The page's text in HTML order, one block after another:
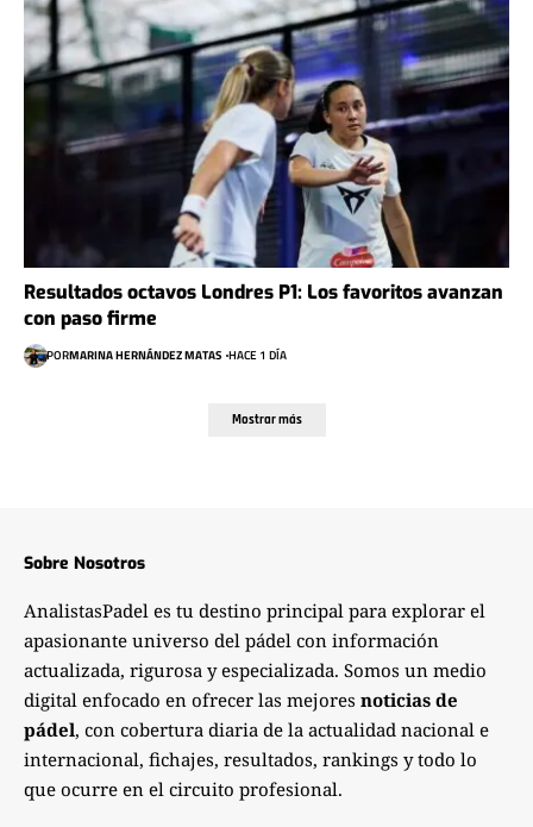
Resultados octavos Londres P1: Los favoritos avanzan
con paso firme
PORMARINA HERNÁNDEZ MATAS HACE 1 DÍA
Mostrar más
Sobre Nosotros
AnalistasPadel es tu destino principal para explorar el
apasionante universo del pádel con información
actualizada, rigurosa y especializada. Somos un medio
digital enfocado en ofrecer las mejores noticias de
pádel, con cobertura diaria de la actualidad nacional e
internacional, fichajes, resultados, rankings y todo lo
que ocurre en el circuito profesional.